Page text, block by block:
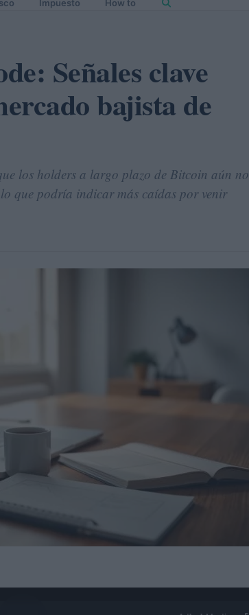
Impuesto How to
Señales clave
bajista de
los holders a largo plazo de Bitcoin aún no
que podría indicar más caídas por venir